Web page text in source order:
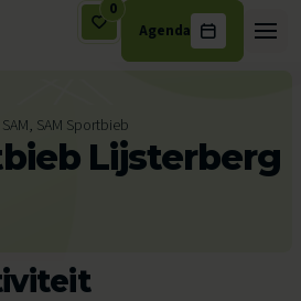
0
Agenda
SAM Sportbieb
Lijsterberg